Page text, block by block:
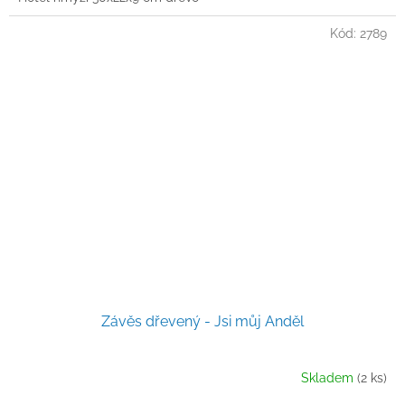
Závěs dřevený - Jsi můj Anděl
Skladem (2 ks)
Kód: 2789